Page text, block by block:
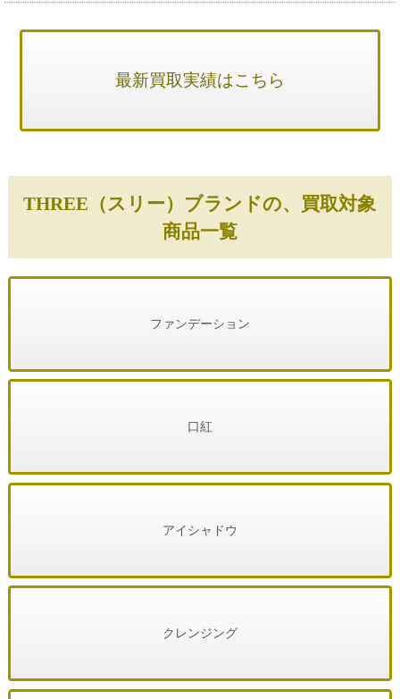
最新買取実績はこちら
THREE（スリー）ブランドの、買取対象
商品一覧
ファンデーション
口紅
アイシャドウ
クレンジング